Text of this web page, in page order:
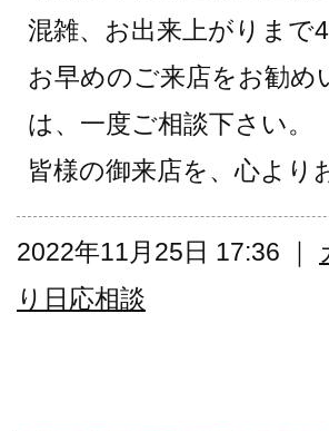
混雑、お出来上がりまで
お早めのご来店をお勧
は、一度ご相談下さい。
皆様の御来店を、心より
2022年11月25日 17:36 ｜
り日応相談